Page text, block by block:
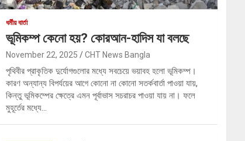
ধর্মীয় বার্তা
ভূমিকম্প কেনো হয়? কোরআন-হাদিস যা বলছে
November 22, 2025 CHT News Bangla
পৃথিবীর প্রাকৃতিক দুর্যোগগুলোর মধ্যে সবচেয়ে ভয়াবহ হলো ভূমিকম্প।
কারণ অন্যান্য বিপর্যয়ের আগে কোনো না কোনো সতর্কবার্তা পাওয়া যায়,
কিন্তু ভূমিকম্পের ক্ষেত্রে এমন পূর্বাভাস সচরাচর পাওয়া যায় না। ফলে
মুহূর্তের মধ্যে…